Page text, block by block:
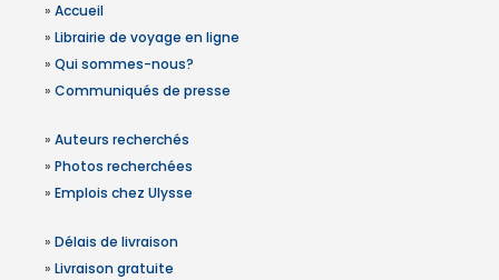
» Accueil
» Librairie de voyage en ligne
» Qui sommes-nous?
» Communiqués de presse
» Auteurs recherchés
» Photos recherchées
» Emplois chez Ulysse
» Délais de livraison
» Livraison gratuite